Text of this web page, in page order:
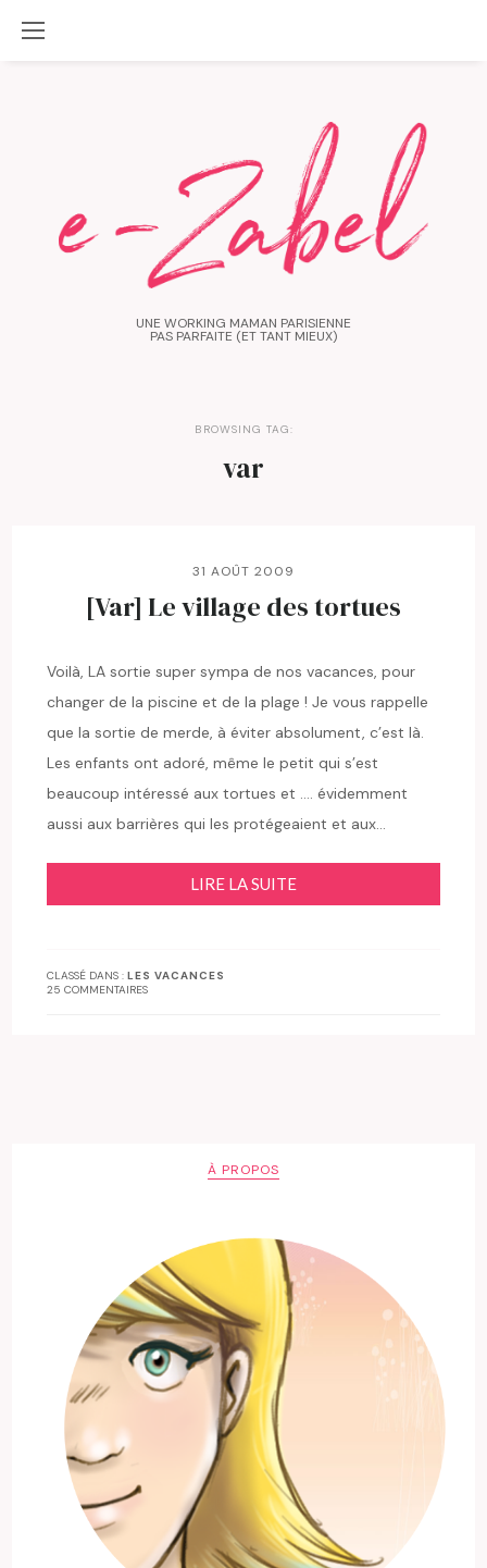
UNE WORKING MAMAN PARISIENNE
PAS PARFAITE (ET TANT MIEUX)
BROWSING TAG:
var
31 AOÛT 2009
[Var] Le village des tortues
Voilà, LA sortie super sympa de nos vacances, pour
changer de la piscine et de la plage ! Je vous rappelle
que la sortie de merde, à éviter absolument, c’est là.
Les enfants ont adoré, même le petit qui s’est
beaucoup intéressé aux tortues et …. évidemment
aussi aux barrières qui les protégeaient et aux…
LIRE LA SUITE
CLASSÉ DANS :LES VACANCES
25 COMMENTAIRES
À PROPOS